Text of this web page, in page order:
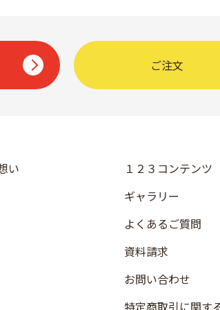
ご注文
い
１２３コンテンツ
ギャラリー
よくあるご質問
資料請求
お問い合わせ